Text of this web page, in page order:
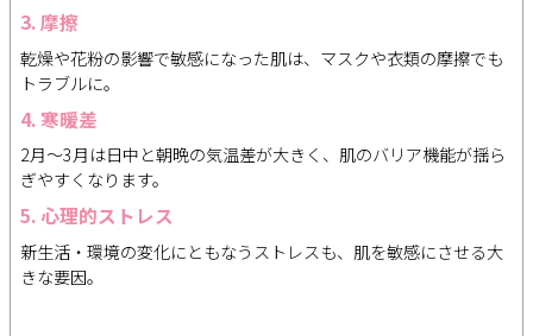
3. 摩擦
乾燥や花粉の影響で敏感になった肌は、マスクや衣類の摩擦でも
トラブルに。
4. 寒暖差
2月〜3月は日中と朝晩の気温差が大きく、肌のバリア機能が揺ら
ぎやすくなります。
5. 心理的ストレス
新生活・環境の変化にともなうストレスも、肌を敏感にさせる大
きな要因。